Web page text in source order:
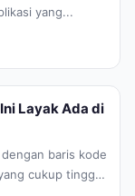
yang...
Layak Ada di
baris kode
cukup tinggi